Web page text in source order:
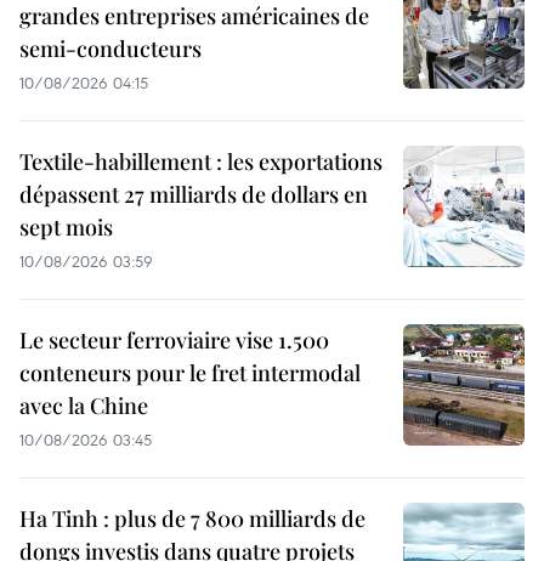
grandes entreprises américaines de
semi-conducteurs
10/08/2026 04:15
Textile-habillement : les exportations
dépassent 27 milliards de dollars en
sept mois
10/08/2026 03:59
Le secteur ferroviaire vise 1.500
conteneurs pour le fret intermodal
avec la Chine
10/08/2026 03:45
Ha Tinh : plus de 7 800 milliards de
dongs investis dans quatre projets